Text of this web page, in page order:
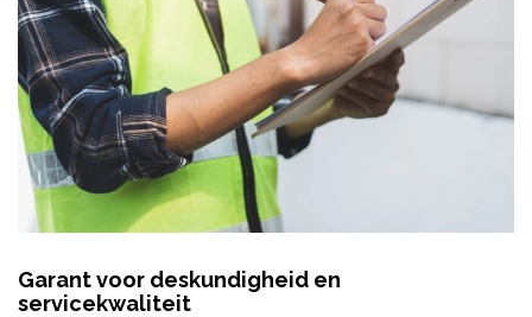
Garant voor deskundigheid en
servicekwaliteit